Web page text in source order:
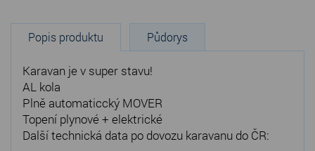
Popis produktu Půdorys
Karavan je v super stavu!
AL kola
Plně automaticcký MOVER
Topení plynové + elektrické
Další technická data po dovozu karavanu do ČR: